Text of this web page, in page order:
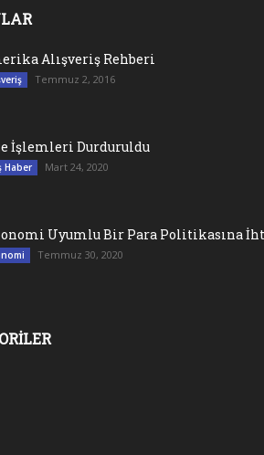
Alışveriş Rehberi
Temmuz 2, 2016
İşlemleri Durduruldu
Haber Mart 24, 2020
Uyumlu Bir Para Politikasına
Temmuz 30, 2020